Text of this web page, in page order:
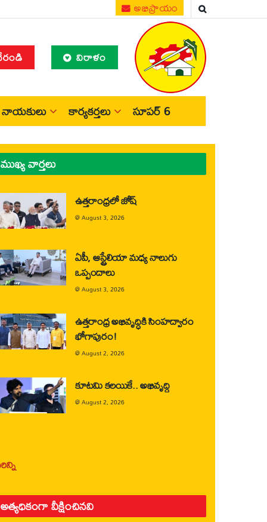
అభిప్రాయం
విరాళం
నాయకులు కార్యకర్తలు సూపర్ 6
ముఖ్య వార్తలు
ఉత్తరాంధ్రలో జోష్
@August 3, 2026
ఏపీ, ఆస్ట్రేలియా మధ్య నాలుగు
ఒప్పందాలు
@August 3, 2026
ఉత్తరాంధ్ర అభివృద్ధికి సింహద్వారం
భోగాపురం!
@August 2, 2026
కూటమి కలయికే.. అభివృద్ధి
@August 2, 2026
అత్యధికంగా వీక్షించినవి